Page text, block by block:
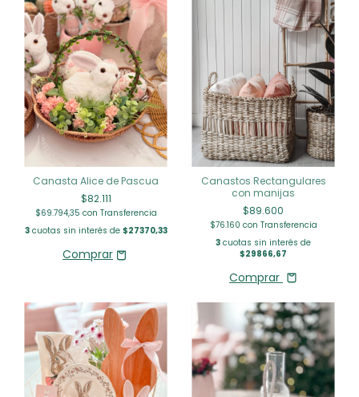
Canasta Alice de Pascua
$82.111
$69.794,35 con Transferencia
3cuotas sin interés de $27370,33
Canastos Rectangulares
con manijas
$89.600
$76.160 con Transferencia
3 cuotas sin interés de
$29866,67
Comprar